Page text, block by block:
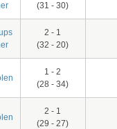
(31 - 30)
2 - 1
(32 - 20)
1 - 2
(28 - 34)
2 - 1
(29 - 27)